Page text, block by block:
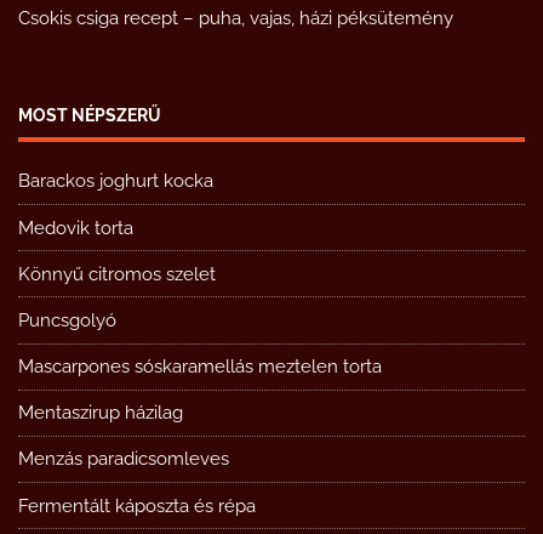
Csokis csiga recept – puha, vajas, házi péksütemény
MOST NÉPSZERŰ
Barackos joghurt kocka
Medovik torta
Könnyű citromos szelet
Puncsgolyó
Mascarpones sóskaramellás meztelen torta
Mentaszirup házilag
Menzás paradicsomleves
Fermentált káposzta és répa